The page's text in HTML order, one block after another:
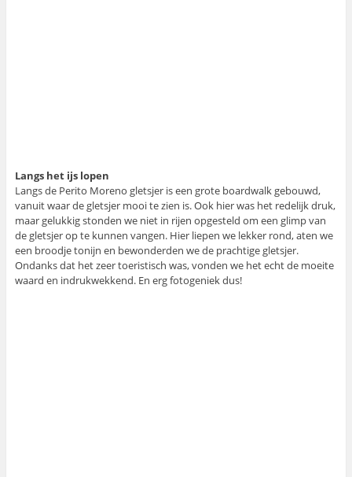
Langs het ijs lopen
Langs de Perito Moreno gletsjer is een grote boardwalk gebouwd,
vanuit waar de gletsjer mooi te zien is. Ook hier was het redelijk druk,
maar gelukkig stonden we niet in rijen opgesteld om een glimp van
de gletsjer op te kunnen vangen. Hier liepen we lekker rond, aten we
een broodje tonijn en bewonderden we de prachtige gletsjer.
Ondanks dat het zeer toeristisch was, vonden we het echt de moeite
waard en indrukwekkend. En erg fotogeniek dus!